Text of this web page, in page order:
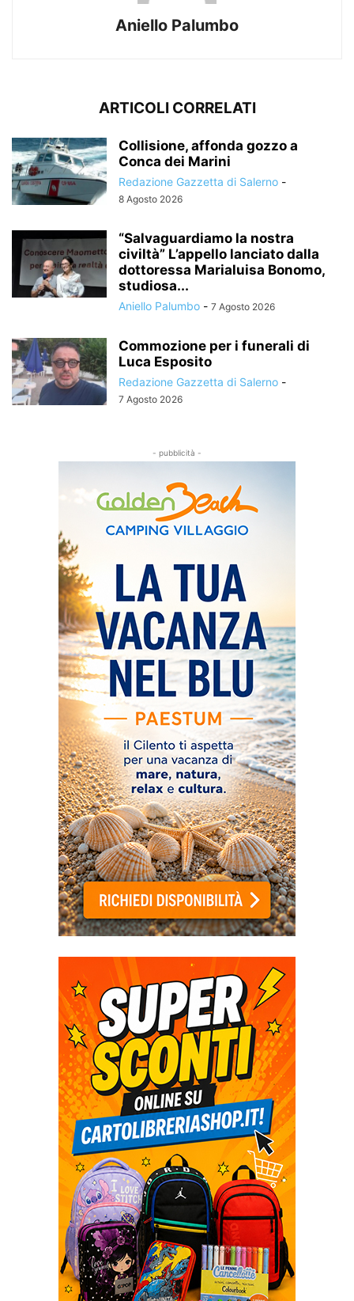
Aniello Palumbo
ARTICOLI CORRELATI
Collisione, affonda gozzo a
Conca dei Marini
Redazione Gazzetta di Salerno -
8 Agosto 2026
“Salvaguardiamo la nostra
civiltà” L’appello lanciato dalla
dottoressa Marialuisa Bonomo,
studiosa...
Aniello Palumbo - 7 Agosto 2026
Commozione per i funerali di
Luca Esposito
Redazione Gazzetta di Salerno -
7 Agosto 2026
- pubblicità -